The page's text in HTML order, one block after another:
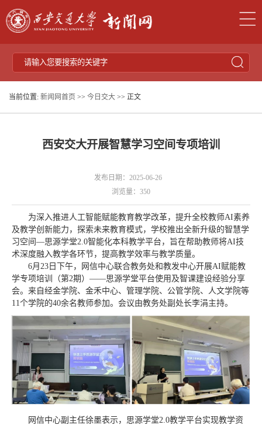
当前位置: 新闻网首页 >> 今日交大 >> 正文
西安交大开展智慧学习空间专项培训
发布日期：2025-06-26
浏览量： 350
为深入推进人工智能赋能教育教学改革，提升全校教师AI素养
及教学创新能力，探索未来教育模式，学校推出全新升级的智慧学
习空间—思源学堂2.0智能化本科教学平台，旨在帮助教师将AI技
术深度融入教学各环节，提高教学效率与教学质量。
6月23日下午，网信中心联合教务处和教发中心开展AI赋能教
学专项培训（第2期）——思源学堂平台使用及智课建设经验分享
会。来自经金学院、金禾中心、管理学院、公管学院、人文学院等
11个学院的40余名教师参加。会议由教务处副处长李涓主持。
网信中心副主任徐墨表示，思源学堂2.0教学平台实现教学资